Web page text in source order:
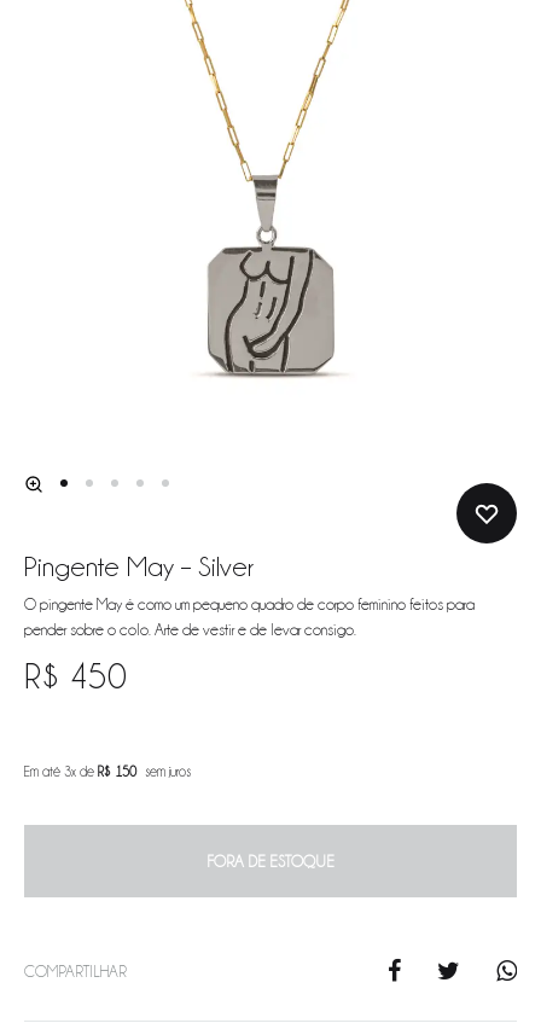
Pingente May – Silver
O pingente May é como um pequeno quadro de corpo feminino feitos para
pender sobre o colo. Arte de vestir e de levar consigo.
R$ 450
Em até 3x de R$ 150 sem juros
FORA DE ESTOQUE
COMPARTILHAR